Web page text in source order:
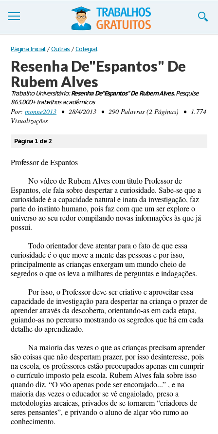
Trabalhos
Cadastre-se
Entre
Blog
Página Inicial / Outras / Colegial
Resenha De"Espantos" De
Rubem Alves
Trabalho Universitário:Resenha De"Espantos" De Rubem Alves.Pesquise
863.000+ trabalhos acadêmicos
Por: monne2013 • 28/4/2013 • 290 Palavras (2 Páginas) • 1.774
Visualizações
Página 1 de 2
Professor de Espantos
No vídeo de Rubem Alves com titulo Professor de
Espantos, ele fala sobre despertar a curiosidade. Sabe-se que a
curiosidade é a capacidade natural e inata da investigação, faz
parte do instinto humano, pois faz com que um ser explore o
universo ao seu redor compilando novas informações às que já
possui.
Todo orientador deve atentar para o fato de que essa
curiosidade é o que move a mente das pessoas e por isso,
principalmente as crianças enxergam um mundo cheio de
segredos o que os leva a milhares de perguntas e indagações.
Por isso, o Professor deve ser criativo e aproveitar essa
capacidade de investigação para despertar na criança o prazer de
aprender através da descoberta, orientando-as em cada etapa,
guiando-as no percurso mostrando os segredos que há em cada
detalhe do aprendizado.
Na maioria das vezes o que as crianças precisam aprender
são coisas que não despertam prazer, por isso desinteresse, pois
na escola, os professores estão preocupados apenas em cumprir
o currículo imposto pela escola. Rubem Alves fala sobre isso
quando diz, “O vôo apenas pode ser encorajado...” , e na
maioria das vezes o educador se vê engaiolado, preso a
metodologias arcaicas, privados de se tornarem “criadores de
seres pensantes”, e privando o aluno de alçar vôo rumo ao
conhecimento.